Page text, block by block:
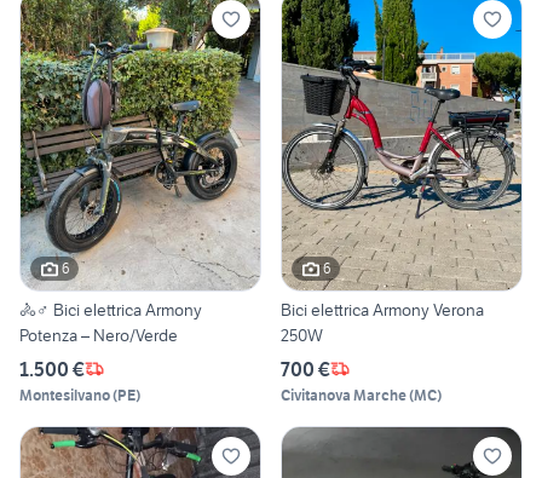
6
🚴♂️ Bici elettrica Armony
Potenza – Nero/Verde
1.500 €
Montesilvano(PE)
6
Bici elettrica Armony Verona
250W
700 €
Civitanova Marche(MC)